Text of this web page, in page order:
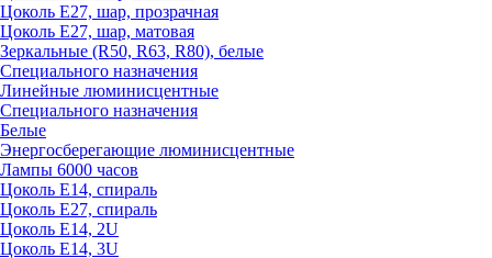
Цоколь Е27, шар, прозрачная
Цоколь Е27, шар, матовая
Зеркальные (R50, R63, R80), белые
Специального назначения
Линейные люминисцентные
Специального назначения
Белые
Энергосберегающие люминисцентные
Лампы 6000 часов
Цоколь Е14, спираль
Цоколь Е27, спираль
Цоколь Е14, 2U
Цоколь Е14, 3U